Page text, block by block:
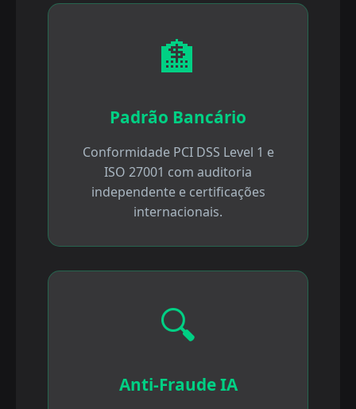
🏦
Padrão Bancário
Conformidade PCI DSS Level 1 e
ISO 27001 com auditoria
independente e certificações
internacionais.
🔍
Anti-Fraude IA